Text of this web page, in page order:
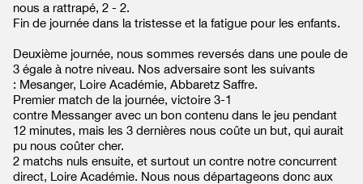
nous a rattrapé, 2 - 2.
Fin de journée dans la tristesse et la fatigue pour les enfants.
Deuxième journée, nous sommes reversés dans une poule de
3 égale à notre niveau. Nos adversaire sont les suivants
: Mesanger, Loire Académie, Abbaretz Saffre.
Premier match de la journée, victoire 3-1
contre Messanger avec un bon contenu dans le jeu pendant
12 minutes, mais les 3 dernières nous coûte un but, qui aurait
pu nous coûter cher.
2 matchs nuls ensuite, et surtout un contre notre concurrent
direct, Loire Académie. Nous nous départageons donc aux